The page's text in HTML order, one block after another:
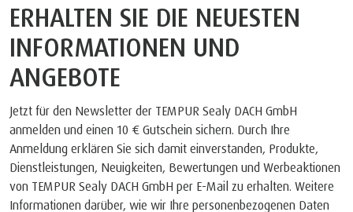
ERHALTEN SIE DIE NEUESTEN
INFORMATIONEN UND
ANGEBOTE
Jetzt für den Newsletter der TEMPUR Sealy DACH GmbH
anmelden und einen 10 € Gutschein sichern. Durch Ihre
Anmeldung erklären Sie sich damit einverstanden, Produkte,
Dienstleistungen, Neuigkeiten, Bewertungen und Werbeaktionen
von TEMPUR Sealy DACH GmbH per E-Mail zu erhalten. Weitere
Informationen darüber, wie wir Ihre personenbezogenen Daten